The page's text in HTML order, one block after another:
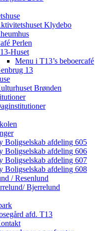
Klydebo
Perlen
Huset
Menu i T13’s beboercafé
13
Brønden
Boligselskab afdeling 605
Boligselskab afdeling 606
Boligselskab afdeling 607
Boligselskab afdeling 608
/ Resenlund
Bjerrelund
afd. T13